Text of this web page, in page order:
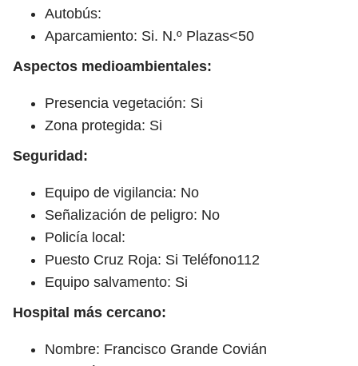
Autobús:
Aparcamiento: Si. N.º Plazas<50
Aspectos medioambientales:
Presencia vegetación: Si
Zona protegida: Si
Seguridad:
Equipo de vigilancia: No
Señalización de peligro: No
Policía local:
Puesto Cruz Roja: Si Teléfono112
Equipo salvamento: Si
Hospital más cercano:
Nombre: Francisco Grande Covián